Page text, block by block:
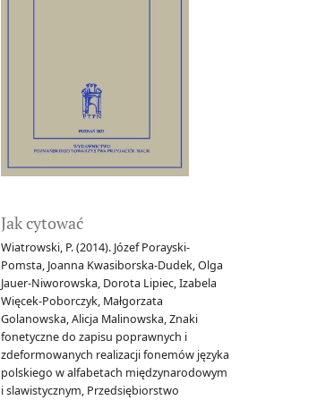
Jak cytować
Wiatrowski, P. (2014). Józef Porayski-
Pomsta, Joanna Kwasiborska-Dudek, Olga
Jauer-Niworowska, Dorota Lipiec, Izabela
Więcek-Poborczyk, Małgorzata
Golanowska, Alicja Malinowska, Znaki
fonetyczne do zapisu poprawnych i
zdeformowanych realizacji fonemów języka
polskiego w alfabetach międzynarodowym
i slawistycznym, Przedsiębiorstwo